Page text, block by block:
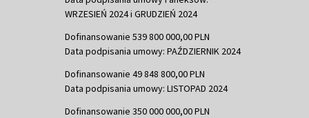
WRZESIEŃ 2024 i GRUDZIEŃ 2024
Dofinansowanie 539 800 000,00 PLN
Data podpisania umowy: PAŹDZIERNIK 2024
Dofinansowanie 49 848 800,00 PLN
Data podpisania umowy: LISTOPAD 2024
Dofinansowanie 350 000 000,00 PLN